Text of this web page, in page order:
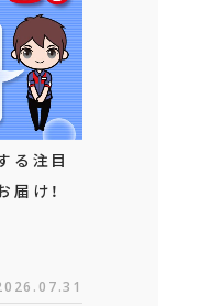
る注目
け！